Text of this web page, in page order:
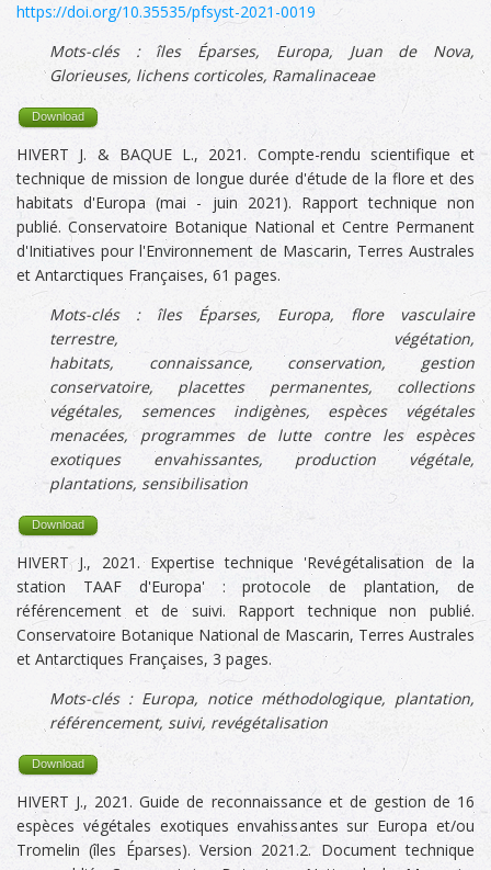
https://doi.org/10.35535/pfsyst-2021-0019
Mots-clés : îles Éparses, Europa, Juan de Nova,
Glorieuses, lichens corticoles, Ramalinaceae
Download
HIVERT J. & BAQUE L., 2021. Compte-rendu scientifique et
technique de mission de longue durée d'étude de la flore et des
habitats d'Europa (mai - juin 2021). Rapport technique non
publié. Conservatoire Botanique National et Centre Permanent
d'Initiatives pour l'Environnement de Mascarin, Terres Australes
et Antarctiques Françaises, 61 pages.
Mots-clés : îles Éparses, Europa, flore vasculaire
terrestre,
végétation,
habitats, connaissance,conservation, gestion
conservatoire, placettes permanentes, collections
végétales, semences indigènes, espèces végétales
menacées, programmes de lutte contre les espèces
exotiques envahissantes, production végétale,
plantations, sensibilisation
Download
HIVERT J., 2021. Expertise technique 'Revégétalisation de la
station TAAF d'Europa' : protocole de plantation, de
référencement et de suivi. Rapport technique non publié.
Conservatoire Botanique National de Mascarin, Terres Australes
et Antarctiques Françaises, 3 pages.
Mots-clés : Europa, notice méthodologique, plantation,
référencement, suivi, revégétalisation
Download
HIVERT J., 2021. Guide de reconnaissance et de gestion de 16
espèces végétales exotiques envahissantes sur Europa et/ou
Tromelin (îles Éparses). Version 2021.2. Document technique